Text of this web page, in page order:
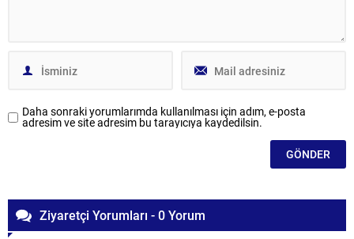
Daha sonraki yorumlarımda kullanılması için adım, e-posta
adresim ve site adresim bu tarayıcıya kaydedilsin.
Ziyaretçi Yorumları - 0 Yorum